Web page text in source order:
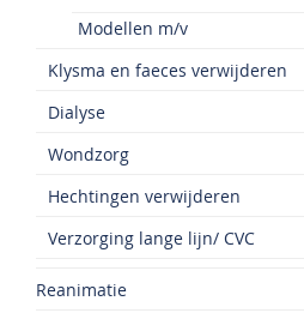
Modellen m/v
Klysma en faeces verwijderen
Dialyse
Wondzorg
Hechtingen verwijderen
Verzorging lange lijn/ CVC
Reanimatie